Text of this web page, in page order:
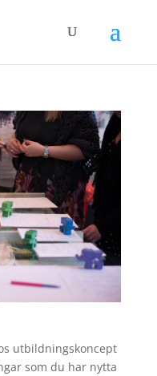
utbildningskoncept
som du har nytta